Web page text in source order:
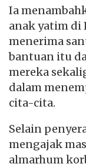
Ia
anak yatim di
menerima
bantuan itu
mereka
dalam
cita-cita.
Selain
mengajak
almarhum